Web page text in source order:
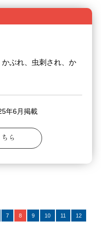
ぶれ、虫刺され、か
年6月掲載
ら
7 8 9 10 11 12